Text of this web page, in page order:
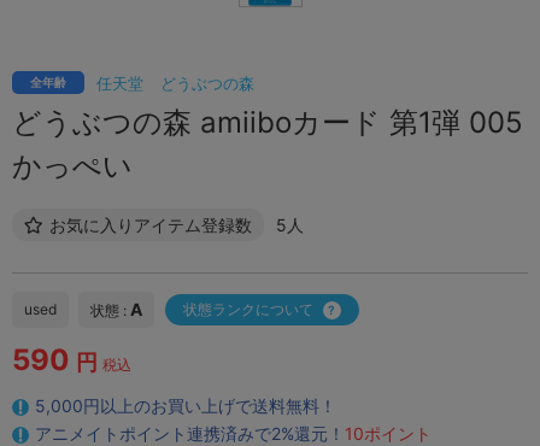
任天堂 どうぶつの森
全年齢
どうぶつの森 amiiboカード 第1弾 005
かっぺい
お気に入りアイテム登録数 5人
used 状態 : A 状態ランクについて
590 円 税込
5,000円以上のお買い上げで送料無料！
アニメイトポイント連携済みで2%還元！ 10ポイント